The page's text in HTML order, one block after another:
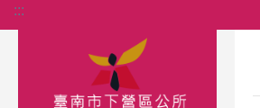
跳到主要內容區塊
:::